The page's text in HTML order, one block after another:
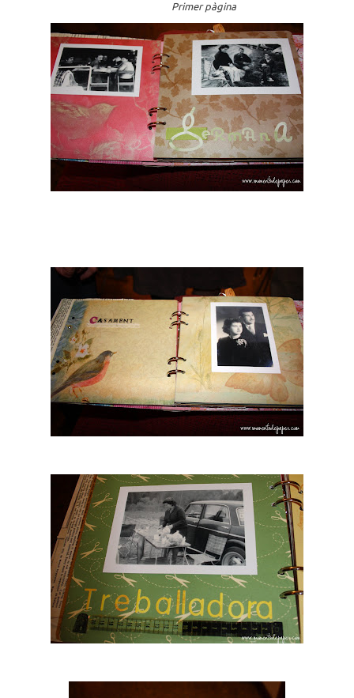
Primer pàgina